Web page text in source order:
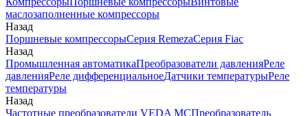
маслозаполненные компрессоры
Назад
Поршневые компрессорыСерия RemezaСерия Fiac
Назад
Промышленная автоматикаПреобразователи давленияРеле
давленияРеле дифференциальноеДатчики температурыРеле
температуры
Назад
Частотные преобразователи VEDA MCПреобразователь